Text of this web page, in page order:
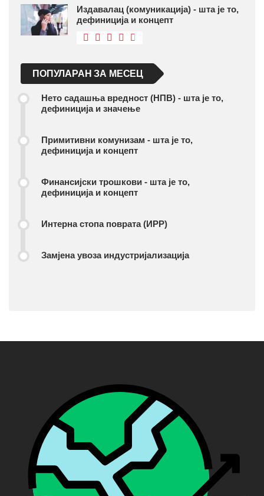
Издавалац (комуникација) - шта је то,
дефиниција и концепт
ПОПУЛАРАН ЗА МЕСЕЦ
Нето садашња вредност (НПВ) - шта је то,
дефиниција и значење
Примитивни комунизам - шта је то,
дефиниција и концепт
Финансијски трошкови - шта је то,
дефиниција и концепт
Интерна стопа поврата (ИРР)
Замјена увоза индустријализација